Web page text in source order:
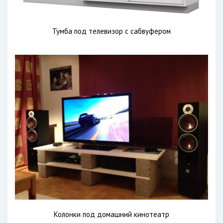
Тумба под телевизор с сабвуфером
Колонки под домашний кинотеатр